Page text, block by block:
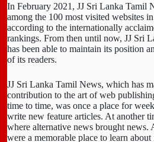
In February 2021, JJ Sri Lanka Tamil
among the 100 most visited websites
according to the internationally
rankings. From then until now, JJ Sri
has been able to maintain its position
of its readers.
JJ Sri Lanka Tamil News, which has
contribution to the art of web
time to time, was once a place for
write new feature articles. At another
where alternative news brought news.
were a memorable place to learn